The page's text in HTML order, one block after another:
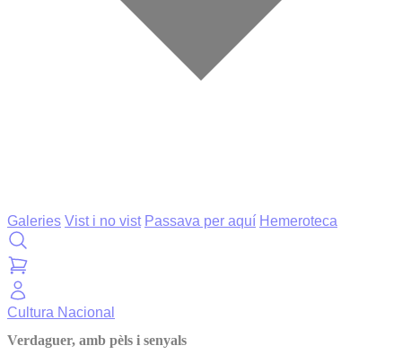
Galeries Vist i no vist Passava per aquí Hemeroteca
Cultura Nacional
Verdaguer, amb pèls i senyals